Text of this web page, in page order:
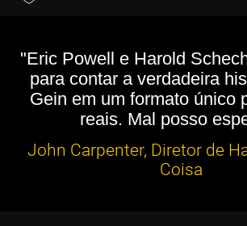
"Eric Powell e Harold
para contar a verdadeira
Gein em um formato único
reais. Mal posso
John Carpenter, Diretor de
Coisa